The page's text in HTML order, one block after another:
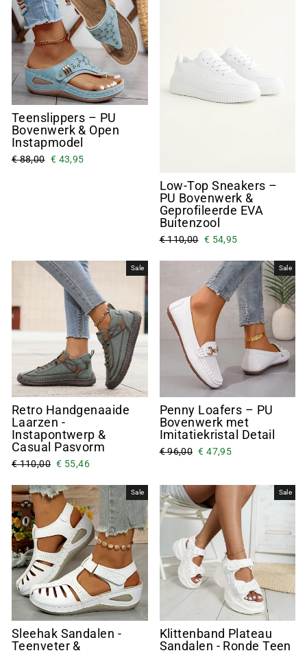
Teenslippers – PU
Bovenwerk & Open
Instapmodel
€ 88,00 € 43,95
Low-Top Sneakers –
PU Bovenwerk &
Geprofileerde EVA
Buitenzool
€ 110,00 € 54,95
Sale
Retro Handgenaaide
Laarzen -
Instapontwerp &
Casual Pasvorm
€ 110,00 € 55,46
Sale
Penny Loafers – PU
Bovenwerk met
Imitatiekristal Detail
€ 96,00 € 47,95
Sale
Sleehak Sandalen -
Teenveter &
Sale
Klittenband Plateau
Sandalen - Ronde Teen